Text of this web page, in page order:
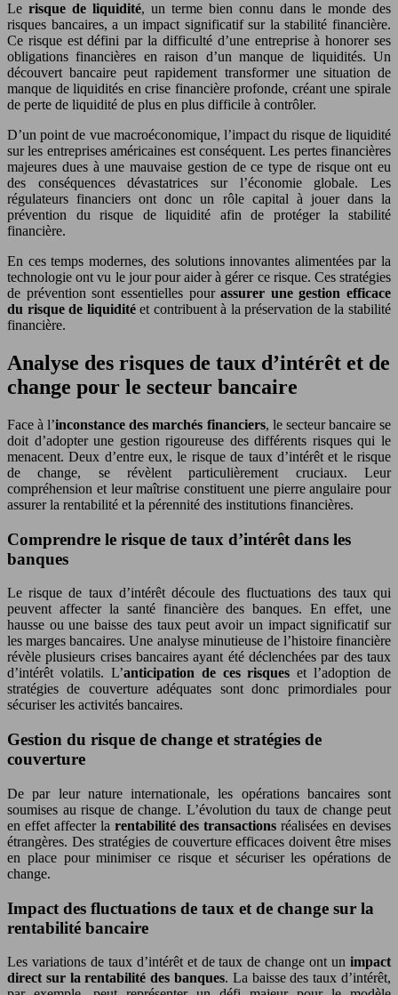
Le risque de liquidité, un terme bien connu dans le monde des
risques bancaires, a un impact significatif sur la stabilité financière.
Ce risque est défini par la difficulté d’une entreprise à honorer ses
obligations financières en raison d’un manque de liquidités. Un
découvert bancaire peut rapidement transformer une situation de
manque de liquidités en crise financière profonde, créant une spirale
de perte de liquidité de plus en plus difficile à contrôler.
D’un point de vue macroéconomique, l’impact du risque de liquidité
sur les entreprises américaines est conséquent. Les pertes financières
majeures dues à une mauvaise gestion de ce type de risque ont eu
des conséquences dévastatrices sur l’économie globale. Les
régulateurs financiers ont donc un rôle capital à jouer dans la
prévention du risque de liquidité afin de protéger la stabilité
financière.
En ces temps modernes, des solutions innovantes alimentées par la
technologie ont vu le jour pour aider à gérer ce risque. Ces stratégies
de prévention sont essentielles pourassurer une gestion efficace
du risque de liquiditéet contribuent à la préservation de la stabilité
financière.
Analyse des risques de taux d’intérêt et de
change pour le secteur bancaire
Face à l’inconstance des marchés financiers, le secteur bancaire se
doit d’adopter une gestion rigoureuse des différents risques qui le
menacent. Deux d’entre eux, le risque de taux d’intérêt et le risque
de change, se révèlent particulièrement cruciaux. Leur
compréhension et leur maîtrise constituent une pierre angulaire pour
assurer la rentabilité et la pérennité des institutions financières.
Comprendre le risque de taux d’intérêt dans les
banques
Le risque de taux d’intérêt découle des fluctuations des taux qui
peuvent affecter la santé financière des banques. En effet, une
hausse ou une baisse des taux peut avoir un impact significatif sur
les marges bancaires. Une analyse minutieuse de l’histoire financière
révèle plusieurs crises bancaires ayant été déclenchées par des taux
d’intérêt volatils. L’anticipation de ces risques et l’adoption de
stratégies de couverture adéquates sont donc primordiales pour
sécuriser les activités bancaires.
Gestion du risque de change et stratégies de
couverture
De par leur nature internationale, les opérations bancaires sont
soumises au risque de change. L’évolution du taux de change peut
en effet affecter la rentabilité des transactions réalisées en devises
étrangères. Des stratégies de couverture efficaces doivent être mises
en place pour minimiser ce risque et sécuriser les opérations de
change.
Impact des fluctuations de taux et de change sur la
rentabilité bancaire
Les variations de taux d’intérêt et de taux de change ont un impact
direct sur la rentabilité des banques. La baisse des taux d’intérêt,